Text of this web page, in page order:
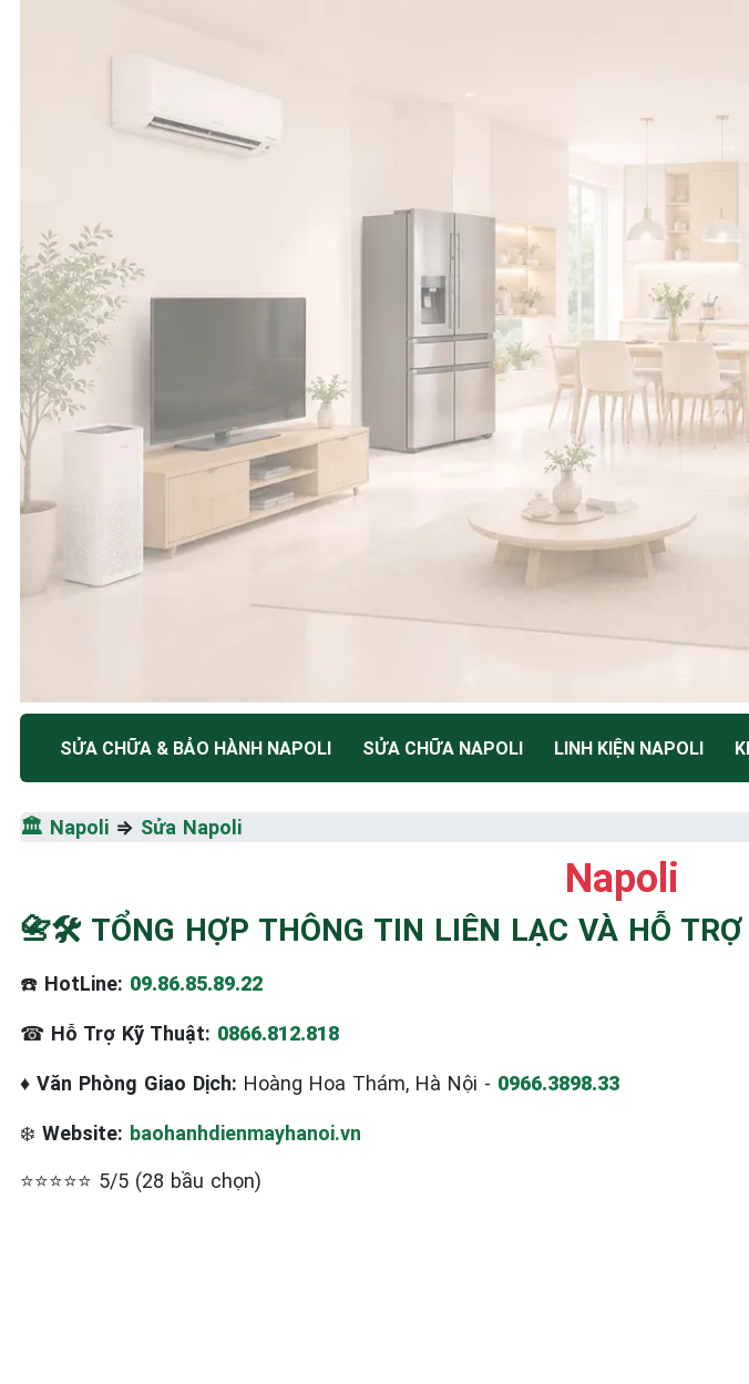
TRUNG TÂM BẢO HÀNH ĐIỆN MÁY HÀ NỘI
SỬA CHỮA & BẢO HÀNH
NAPOLI
☎️ 09.86.85.89.22
SỬA CHỮA & BẢO HÀNH NAPOLI SỬA CHỮA NAPOLI LINH KIỆN NAPOLI
🏛️ Napoli ⇒ Sửa Napoli
Napoli
📇🛠️ TỔNG HỢP THÔNG TIN LIÊN LẠC VÀ HỖ
☎️ HotLine: 09.86.85.89.22
☎ Hỗ Trợ Kỹ Thuật: 0866.812.818
♦ Văn Phòng Giao Dịch: Hoàng Hoa Thám, Hà Nội - 0966.3898.33
❄️ Website: baohanhdienmayhanoi.vn
⭐⭐⭐⭐⭐ 5/5 (28 bầu chọn)